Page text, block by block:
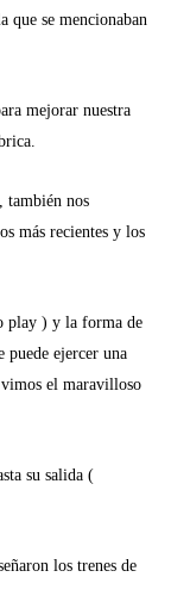
que se mencionaban
mejorar nuestra
nos
más recientes y los
play ) y la forma de
puede ejercer una
el maravilloso
su salida (
los trenes de